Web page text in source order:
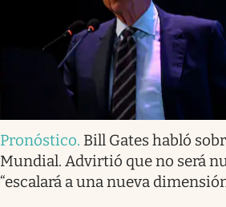
Pronóstico. Bill Gates habló
Mundial. Advirtió que no será
“escalará a una nueva